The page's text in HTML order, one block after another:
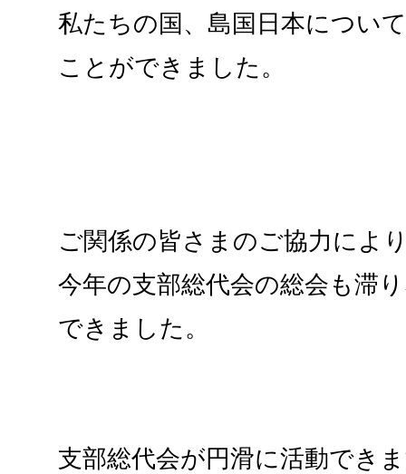
私たちの国、島国日本につい
ことができました。
ご関係の皆さまのご協力によ
今年の支部総代会の総会も滞
できました。
支部総代会が円滑に活動でき